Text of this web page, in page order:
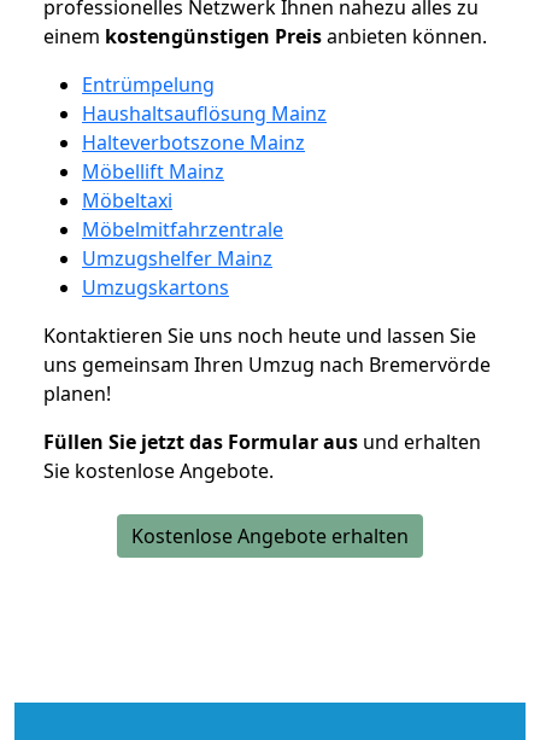
professionelles Netzwerk Ihnen nahezu alles zu
einem kostengünstigen Preisanbieten können.
Entrümpelung
Haushaltsauflösung Mainz
Halteverbotszone Mainz
Möbellift Mainz
Möbeltaxi
Möbelmitfahrzentrale
Umzugshelfer Mainz
Umzugskartons
Kontaktieren Sie uns noch heute und lassen Sie
uns gemeinsam Ihren Umzug nach Bremervörde
planen!
Füllen Sie jetzt das Formular aus und erhalten
Sie kostenlose Angebote.
Kostenlose Angebote erhalten